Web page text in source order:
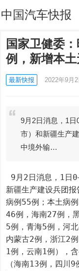
中国汽车快报
国家卫健委
例，新增本
最新快报 2022年9月
9月2日消息，1
市）和新疆生产
中境外输…
新疆生产建设兵团
病例55例；本土病
46例，海南27例，
5例，青海5例，河
内蒙古2例，浙江2
1例，云南1例），
（海南13例，四川